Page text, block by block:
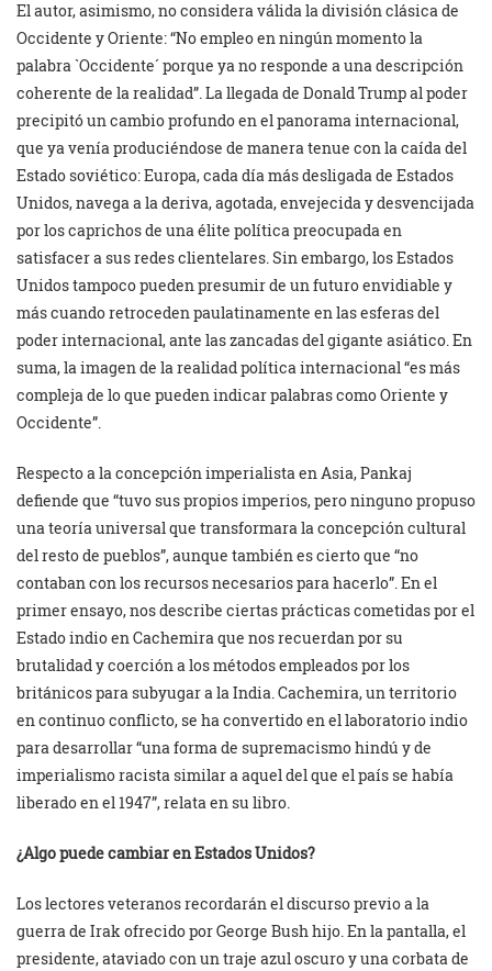
El autor, asimismo, no considera válida la división clásica de
Occidente y Oriente: “No empleo en ningún momento la
palabra `Occidente´ porque ya no responde a una descripción
coherente de la realidad”. La llegada de Donald Trump al poder
precipitó un cambio profundo en el panorama internacional,
que ya venía produciéndose de manera tenue con la caída del
Estado soviético: Europa, cada día más desligada de Estados
Unidos, navega a la deriva, agotada, envejecida y desvencijada
por los caprichos de una élite política preocupada en
satisfacer a sus redes clientelares. Sin embargo, los Estados
Unidos tampoco pueden presumir de un futuro envidiable y
más cuando retroceden paulatinamente en las esferas del
poder internacional, ante las zancadas del gigante asiático. En
suma, la imagen de la realidad política internacional “es más
compleja de lo que pueden indicar palabras como Oriente y
Occidente”.
Respecto a la concepción imperialista en Asia, Pankaj
defiende que “tuvo sus propios imperios, pero ninguno propuso
una teoría universal que transformara la concepción cultural
del resto de pueblos”, aunque también es cierto que “no
contaban con los recursos necesarios para hacerlo”. En el
primer ensayo, nos describe ciertas prácticas cometidas por el
Estado indio en Cachemira que nos recuerdan por su
brutalidad y coerción a los métodos empleados por los
británicos para subyugar a la India. Cachemira, un territorio
en continuo conflicto, se ha convertido en el laboratorio indio
para desarrollar “una forma de supremacismo hindú y de
imperialismo racista similar a aquel del que el país se había
liberado en el 1947”, relata en su libro.
¿Algo puede cambiar en Estados Unidos?
Los lectores veteranos recordarán el discurso previo a la
guerra de Irak ofrecido por George Bush hijo. En la pantalla, el
presidente, ataviado con un traje azul oscuro y una corbata de